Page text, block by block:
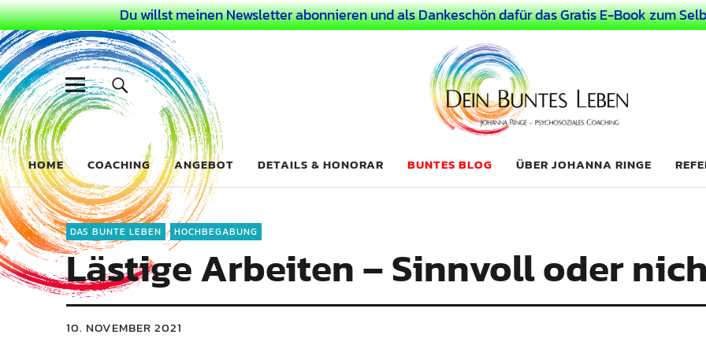
Du willst meinen Newsletter abonnieren und als Dankeschön dafür das Gratis E-Book zum
Dein Buntes Leben
COACHING FÜR DEIN BUNTES LEBEN ALS AUSSERGEWÖHNLICHER MENSCH
HOME COACHING ANGEBOT DETAILS & HONORAR BUNTES BLOG ÜBER JOHANNA RINGE
DAS BUNTE LEBEN HOCHBEGABUNG
Lästige Arbeiten – Sinnvoll oder
10. NOVEMBER 2021